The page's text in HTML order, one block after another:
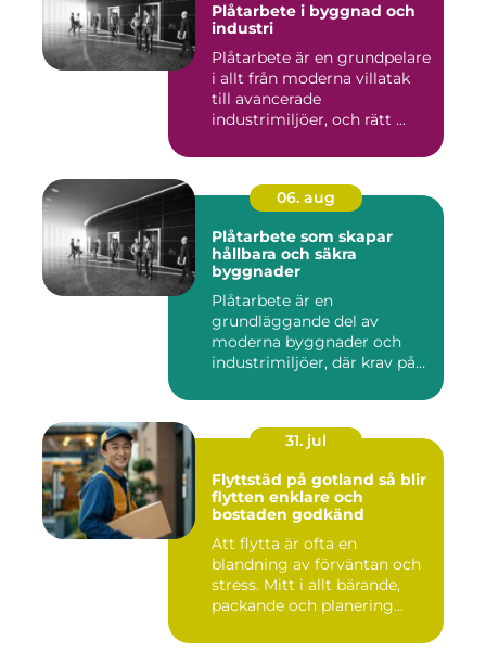
Plåtarbete i byggnad och
industri
Plåtarbete är en grundpelare
i allt från moderna villatak
till avancerade
industrimiljöer, och rätt ...
06. aug
Plåtarbete som skapar
hållbara och säkra
byggnader
Plåtarbete är en
grundläggande del av
moderna byggnader och
industrimiljöer, där krav på
31. jul
Flyttstäd på gotland så blir
flytten enklare och
bostaden godkänd
Att flytta är ofta en
blandning av förväntan och
stress. Mitt i allt bärande,
packande och planering...